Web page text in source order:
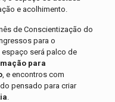
e acolhimento.
de Conscientização do
para o
espaço será palco de
para
, e encontros com
pensado para criar